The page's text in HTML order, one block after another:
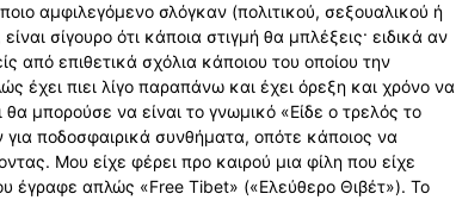
αμφιλεγόμενο σλόγκαν (πολιτικού, σεξουαλικού ή
σίγουρο ότι κάποια στιγμή θα μπλέξεις· ειδικά αν
από επιθετικά σχόλια κάποιου του οποίου την
έχει πιει λίγο παραπάνω και έχει όρεξη και χρόνο να
μπορούσε να είναι το γνωμικό «Είδε ο τρελός το
ποδοσφαιρικά συνθήματα, οπότε κάποιος να
Μου είχε φέρει προ καιρού μια φίλη που είχε
έγραφε απλώς «Free Tibet» («Ελεύθερο Θιβέτ»). Το